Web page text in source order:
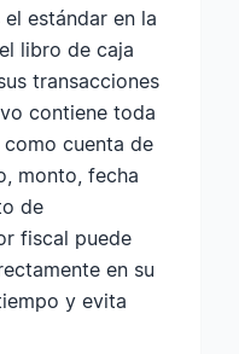
el estándar en la
libro de caja
transacciones
contiene toda
cuenta de
monto, fecha
de
fiscal puede
en su
y evita